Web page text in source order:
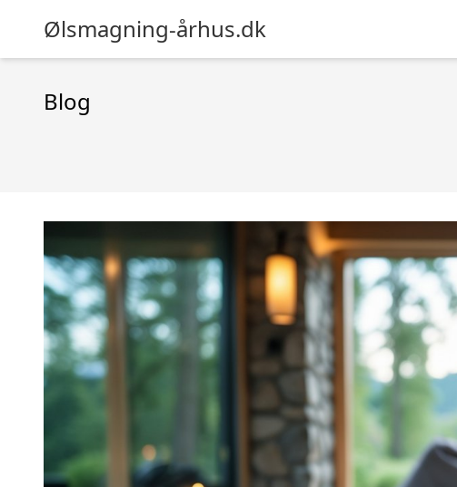
Ølsmagning-århus.dk
Blog